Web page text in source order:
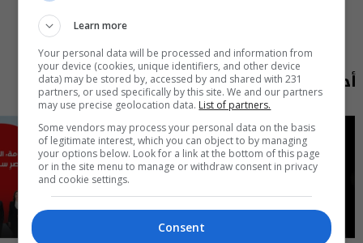
أحدث الحلقات
Learn more
Your personal data will be processed and information from
your device (cookies, unique identifiers, and other device
data) may be stored by, accessed by and shared with 231
partners, or used specifically by this site. We and our partners
may use precise geolocation data. List of partners.
Some vendors may process your personal data on the basis
of legitimate interest, which you can object to by managing
your options below. Look for a link at the bottom of this page
or in the site menu to manage or withdraw consent in privacy
and cookie settings.
Consent